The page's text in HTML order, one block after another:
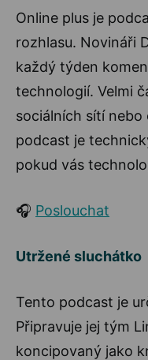
Online plus je
rozhlasu. Novináři
každý týden
technologií. Velmi
sociálních sítí
podcast je
pokud vás
🎧 Poslouchat
Utržené sluchátko
Tento podcast je
Připravuje jej tým
koncipovaný jako